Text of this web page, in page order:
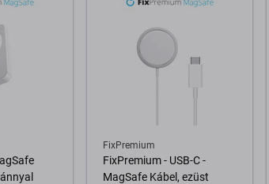
FixPremium
FixPremium - USB-C -
MagSafe Kábel, ezüst